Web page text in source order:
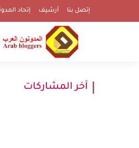
إتصل بنا أرشيف إتحاد
آخر المشاركات